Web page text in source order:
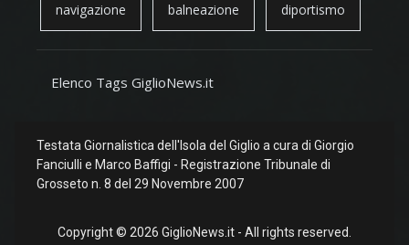
navigazione balneazione diportismo
Elenco Tags GiglioNews.it
Testata Giornalistica dell'Isola del Giglio a cura di Giorgio
Fanciulli e Marco Baffigi - Registrazione Tribunale di
Grosseto n. 8 del 29 Novembre 2007
Copyright © 2026 GiglioNews.it - All rights reserved.